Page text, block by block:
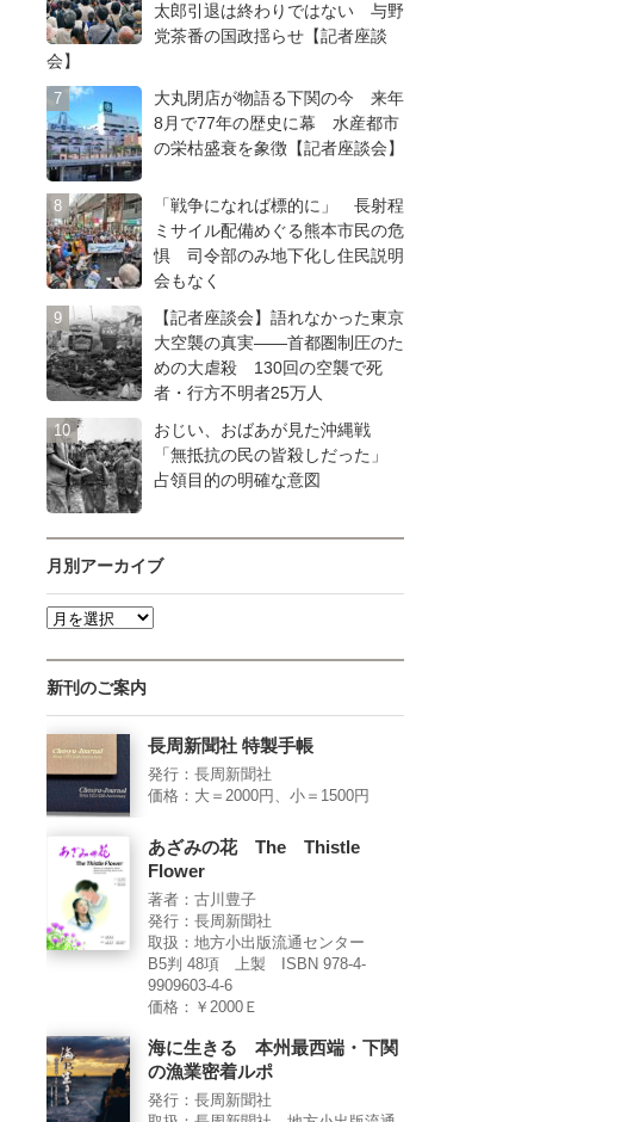
太郎引退は終わりではない 与野
党茶番の国政揺らせ【記者座談
会】
大丸閉店が物語る下関の今 来年
8月で77年の歴史に幕 水産都市
の栄枯盛衰を象徴【記者座談会】
「戦争になれば標的に」 長射程
ミサイル配備めぐる熊本市民の危
惧 司令部のみ地下化し住民説明
会もなく
【記者座談会】語れなかった東京
大空襲の真実――首都圏制圧のた
めの大虐殺 130回の空襲で死
者・行方不明者25万人
おじい、おばあが見た沖縄戦
「無抵抗の民の皆殺しだった」
占領目的の明確な意図
月別アーカイブ
新刊のご案内
長周新聞社 特製手帳
発行：長周新聞社
価格：大＝2000円、小＝1500円
あざみの花 The Thistle
Flower
著者：古川豊子
発行：長周新聞社
取扱：地方小出版流通センター
B5判 48項 上製 ISBN 978-4-
9909603-4-6
価格：￥2000Ｅ
海に生きる 本州最西端・下関
の漁業密着ルポ
発行：長周新聞社